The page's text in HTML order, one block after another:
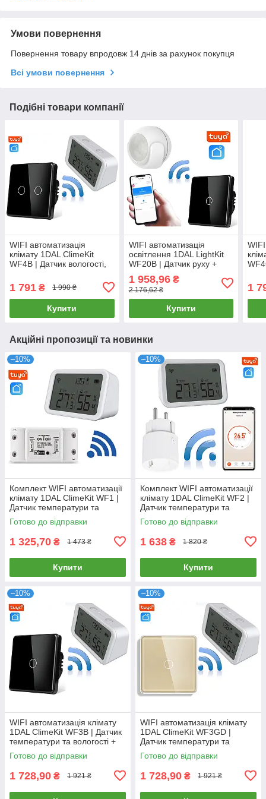
Умови повернення
Повернення товару впродовж 14 днів за рахунок покупця
Всі умови повернення
Подібні товари компанії
WIFI автоматизація
клімату 1DAL ClimeKit
WF4B | Датчик вологості,
вимикач (2кл.) Чорний
1 791 ₴ 1 990 ₴
Купити
WIFI автоматизація
освітлення 1DAL LightKit
WF20B | Датчик руху +
| APP "Tuya"
1 958,96₴
2 176,62 ₴
Купити
1
Акційні пропозиції та новинки
–10%
Комплект WIFI автоматизації
клімату 1DAL ClimeKit WF1 |
Датчик температури та
вологості + Wi-Fi реле "Tuya"
Готово до відправки
1 325,70 ₴ 1 473 ₴
Купити
–10%
Комплект WIFI автоматизації
клімату 1DAL ClimeKit WF2 |
Датчик температури та
вологості + Wi-Fi розетка |
"Tuya"
Готово до відправки
1 638 ₴ 1 820 ₴
Купити
–10%
WIFI автоматизація клімату
1DAL ClimeKit WF3B | Датчик
температури та вологості +
Сенсорний вимикач Чорний
Готово до відправки
1 728,90 ₴ 1 921 ₴
–10%
WIFI автоматизація клімату
1DAL ClimeKit WF3GD |
Датчик температури та
вологості + Сенсорний
вимикач Золото
Готово до відправки
1 728,90 ₴ 1 921 ₴